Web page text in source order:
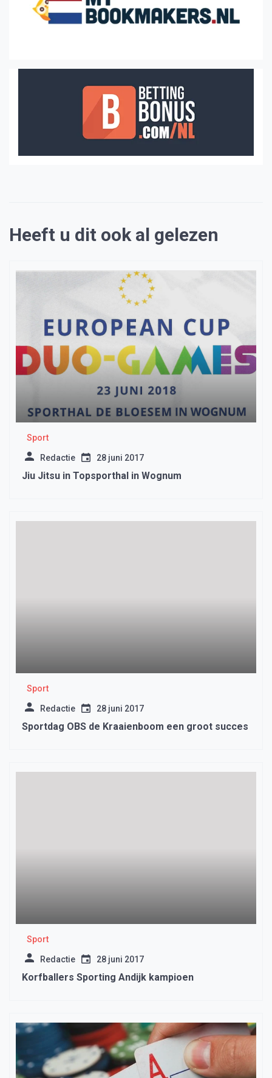
Heeft u dit ook al gelezen
Sport
Redactie 28 juni 2017
Jiu Jitsu in Topsporthal in Wognum
Sport
Redactie 28 juni 2017
Sportdag OBS de Kraaienboom een groot succes
Sport
Redactie 28 juni 2017
Korfballers Sporting Andijk kampioen